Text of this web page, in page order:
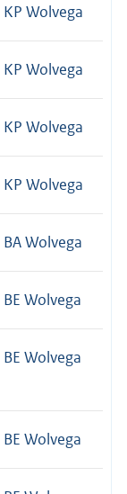
Wolvega
Wolvega
Wolvega
Wolvega
Wolvega
Wolvega
Wolvega
Wolvega